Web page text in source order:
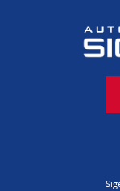
01 6502 230
PROCJENA